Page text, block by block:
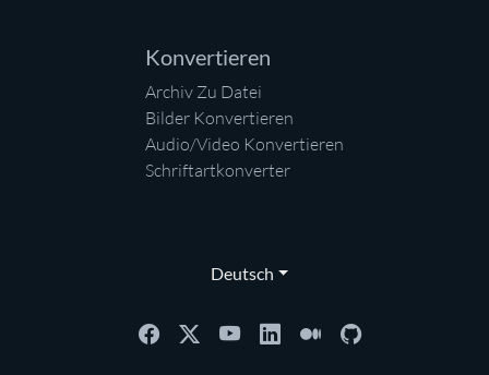
Konvertieren
Archiv Zu Datei
Bilder Konvertieren
Audio/Video Konvertieren
Schriftartkonverter
Deutsch